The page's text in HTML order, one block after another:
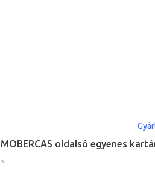
MOBERCAS oldalsó egyenes
*